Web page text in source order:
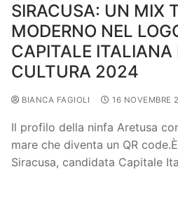
SIRACUSA: UN MIX
MODERNO NEL
CAPITALE ITALIANA
CULTURA 2024
BIANCA FAGIOLI 16 NOVEMBRE
Il profilo della ninfa Aretusa
mare che diventa un QR
Siracusa, candidata Capitale